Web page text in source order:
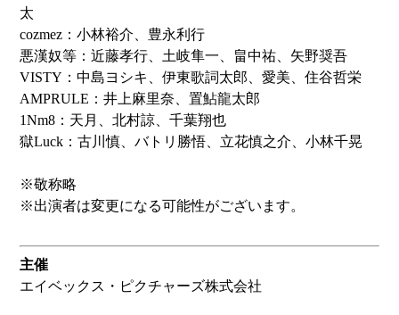
太
cozmez：小林裕介、豊永利行
悪漢奴等：近藤孝行、土岐隼一、畠中祐、矢野奨吾
VISTY：中島ヨシキ、伊東歌詞太郎、愛美、住谷哲栄
AMPRULE：井上麻里奈、置鮎龍太郎
1Nm8：天月、北村諒、千葉翔也
獄Luck：古川慎、バトリ勝悟、立花慎之介、小林千晃
※敬称略
※出演者は変更になる可能性がございます。
主催
エイベックス・ピクチャーズ株式会社